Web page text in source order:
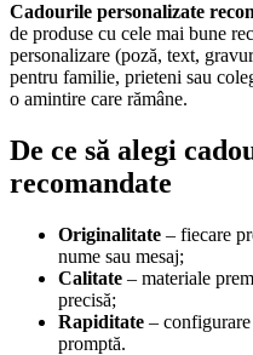
Cadourile personalizate
de produse cu cele mai bune
personalizare (poză, text,
pentru familie, prieteni sau
o amintire care rămâne.
De ce să alegi
recomandate
Originalitate – fiecare
nume sau mesaj;
Calitate – materiale
precisă;
Rapiditate –
promptă.